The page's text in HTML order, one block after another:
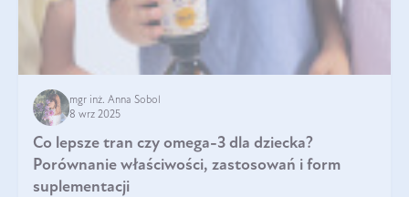
mgr inż. Anna Sobol
8 wrz 2025
Co lepsze tran czy omega-3 dla dziecka?
Porównanie właściwości, zastosowań i form
suplementacji